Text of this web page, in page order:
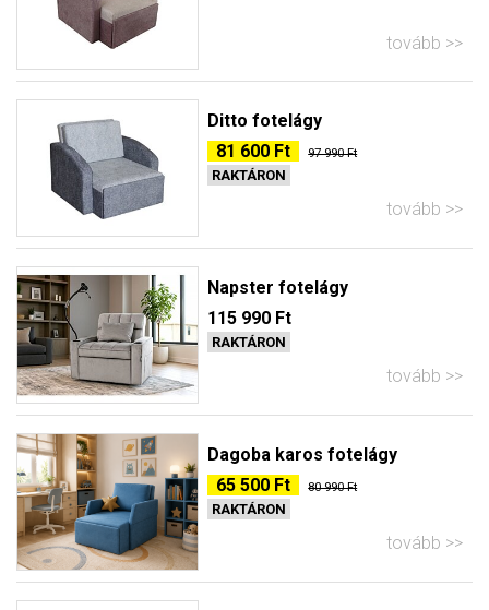
tovább
Ditto fotelágy
81 600 Ft
97 990 Ft
RAKTÁRON
tovább
Napster fotelágy
115 990 Ft
RAKTÁRON
tovább
Dagoba karos fotelágy
65 500 Ft
80 990 Ft
RAKTÁRON
tovább